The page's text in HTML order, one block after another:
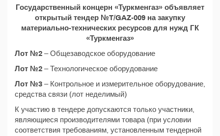
Государственный концерн «Туркменгаз» объявляет
открытый тендер №T/GAZ-009 на закупку
материально-технических ресурсов для нужд ГК
«Туркменгаз»
Лот №2 – Общезаводское оборудование
Лот №2 – Технологическое оборудование
Лот №3 – Контрольное и измерительное оборудование,
средства связи (лот неделимый)
К участию в тендере допускаются только участники,
являющиеся производителями товара (при условии
соответствия требованиям, установленным тендерной